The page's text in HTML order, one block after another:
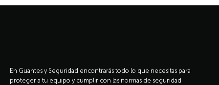
En Guantes y Seguridad encontrarás todo lo que necesitas para
proteger a tu equipo y cumplir con las normas de seguridad